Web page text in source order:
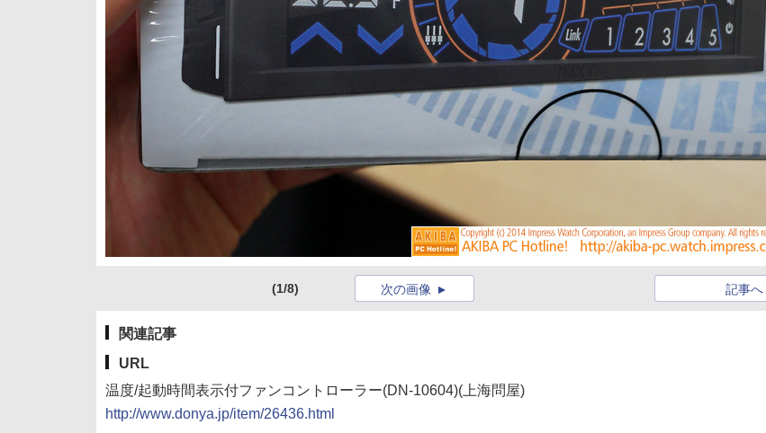
(1/8) 記事へ
次の画像
関連記事
URL
温度/起動時間表示付ファンコントローラー(DN-10604)(上海問屋)
http://www.donya.jp/item/26436.html